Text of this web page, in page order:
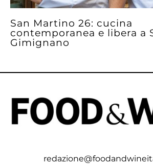
San Martino 26: cucina
contemporanea e libera a
Gimignano